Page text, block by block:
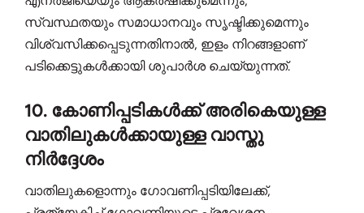
സ്വസ്ഥതയും സമാധാനവും സൃഷ്ടിക്കുമെന്നും
വിശ്വസിക്കപ്പെടുന്നതിനാൽ, ഇളം നിറങ്ങളാണ്
പടിക്കെട്ടുകൾക്കായി ശുപാർശ ചെയ്യുന്നത്.
10. കോണിപ്പടികൾക്ക് അരികെയുള്ള
വാതിലുകൾക്കായുള്ള വാസ്തു
നിർദ്ദേശം
വാതിലുകളൊന്നും ഗോവണിപ്പടിയിലേക്ക്,